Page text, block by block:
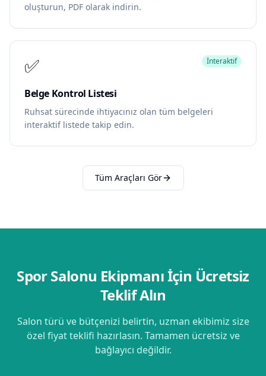
oluşturun, PDF olarak indirin.
✅ İnteraktif
Belge Kontrol Listesi
Ruhsat sürecinde ihtiyacınız olan tüm belgeleri
interaktif listede takip edin.
Tüm Araçları Gör
Spor Salonu Ekipmanı İçin Ücretsiz
Teklif Alın
Salon türü ve bütçenizi belirtin, uzman ekibimiz size
özel fiyat teklifi hazırlasın. Tamamen ücretsiz ve
bağlayıcı değildir.